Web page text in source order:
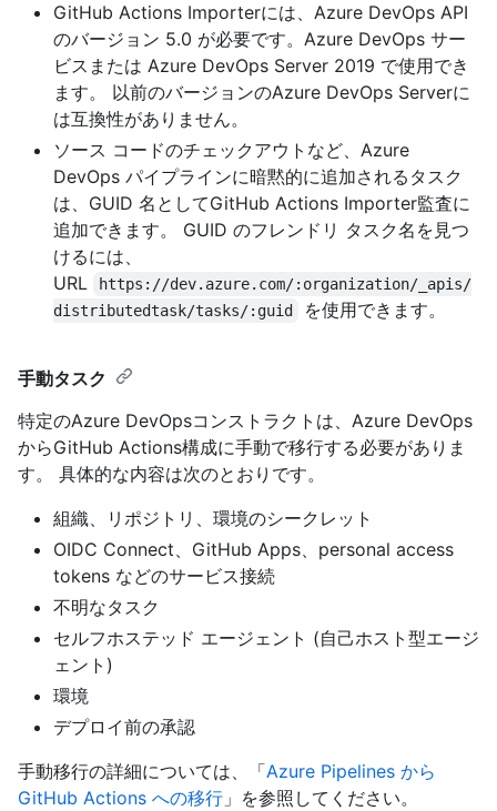
GitHub Actions Importerには、Azure DevOps API
のバージョン 5.0 が必要です。Azure DevOps サー
ビスまたは Azure DevOps Server 2019 で使用でき
ます。 以前のバージョンのAzure DevOps Serverに
は互換性がありません。
ソース コードのチェックアウトなど、Azure
DevOps パイプラインに暗黙的に追加されるタスク
は、GUID 名としてGitHub Actions Importer監査に
追加できます。 GUID のフレンドリ タスク名を見つ
けるには、
URL
https://dev.azure.com/:organization/_apis/
distributedtask/tasks/:guid
を使用できます。
手動タスク
特定のAzure DevOpsコンストラクトは、Azure DevOps
からGitHub Actions構成に手動で移行する必要がありま
す。 具体的な内容は次のとおりです。
組織、リポジトリ、環境のシークレット
OIDC Connect、GitHub Apps、personal access
tokens などのサービス接続
不明なタスク
セルフホステッド エージェント (自己ホスト型エージ
ェント)
環境
デプロイ前の承認
手動移行の詳細については、「Azure Pipelines から
GitHub Actions への移行 」を参照してください。